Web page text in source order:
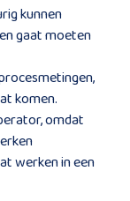
kunnen
gaat moeten
komen.
omdat
werken in een